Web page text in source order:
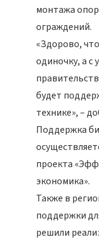
монтажа
ограждений.
«Здорово,
одиночку, а с
будет
технике», –
Поддержка
проекта
экономика».
Также в
поддержки
решили